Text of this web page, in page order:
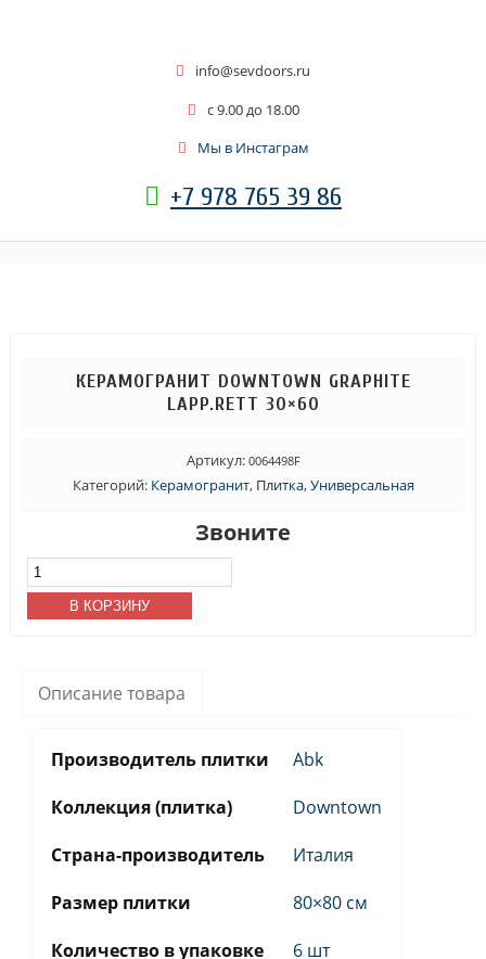
info@sevdoors.ru
c 9.00 до 18.00
Мы в Инстаграм
+7 978 765 39 86
КЕРАМОГРАНИТ DOWNTOWN GRAPHITE
LAPP.RETT 30×60
Артикул: 0064498F
Категорий: Керамогранит, Плитка,Универсальная
Звоните
Количество
товара
Керамогранит
Downtown
В КОРЗИНУ
Описание товара
Производитель плитки
Abk
Коллекция (плитка)
Downtown
Страна-производитель
Италия
Размер плитки
80×80 см
Количество в упаковке
6 шт